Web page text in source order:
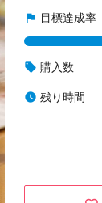
flag 目標達成率
local_offer 購入数
watch_later 残り時間